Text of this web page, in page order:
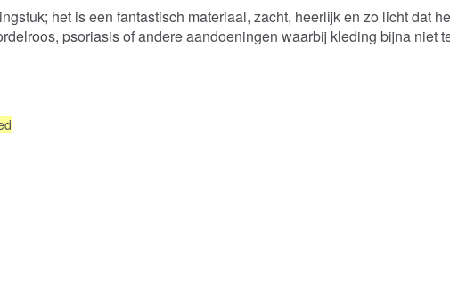
het is een fantastisch materiaal, zacht, heerlijk en zo licht dat
psoriasis of andere aandoeningen waarbij kleding bijna niet